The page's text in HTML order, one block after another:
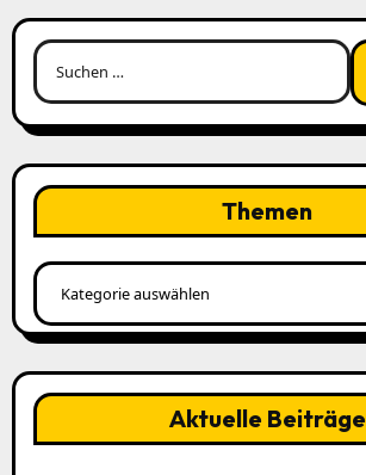
Suchen
nach:
Themen
Themen
Aktuelle Beiträge